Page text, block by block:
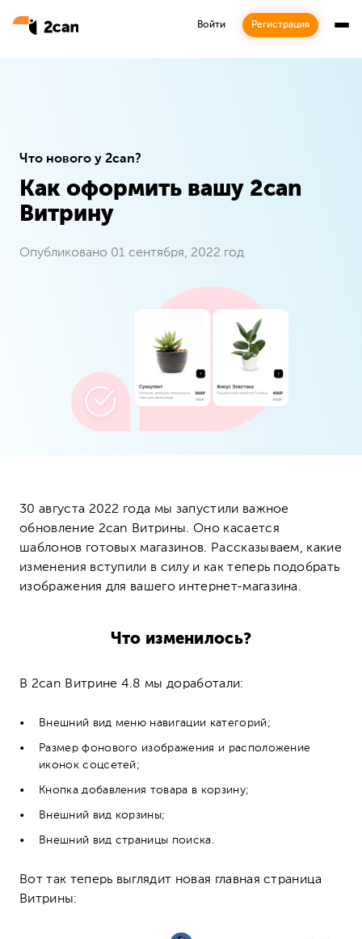
Войти Регистрация
Что нового у 2can?
Как оформить вашу 2can
Витрину
Опубликовано 01 сентября, 2022 год
30 августа 2022 года мы запустили важное
обновление 2can Витрины. Оно касается
шаблонов готовых магазинов. Рассказываем, какие
изменения вступили в силу и как теперь подобрать
изображения для вашего интернет-магазина.
Что изменилось?
В 2can Витрине 4.8 мы доработали:
Внешний вид меню навигации категорий;
Размер фонового изображения и расположение
иконок соцсетей;
Кнопка добавления товара в корзину;
Внешний вид корзины;
Внешний вид страницы поиска.
Вот так теперь выглядит новая главная страница
Витрины: